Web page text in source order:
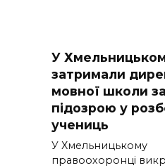
У
затримали
мовної школи за
підозрою у
учениць
У Хмельницькому
правоохоронці